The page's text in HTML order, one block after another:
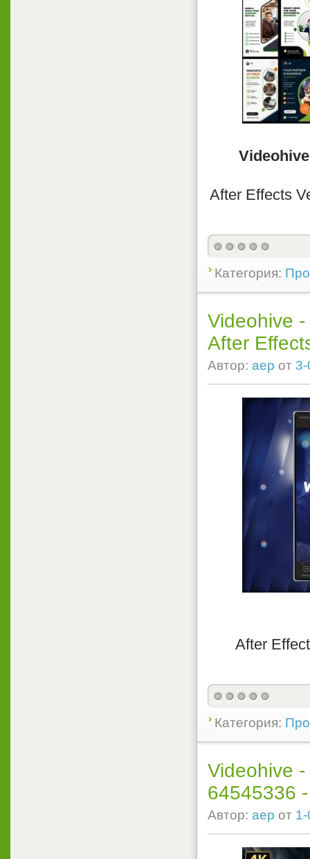
After Effects
Категория:
Videohive
After
Автор: aep от
After
Категория:
Videohive
64545336
Автор: aep от